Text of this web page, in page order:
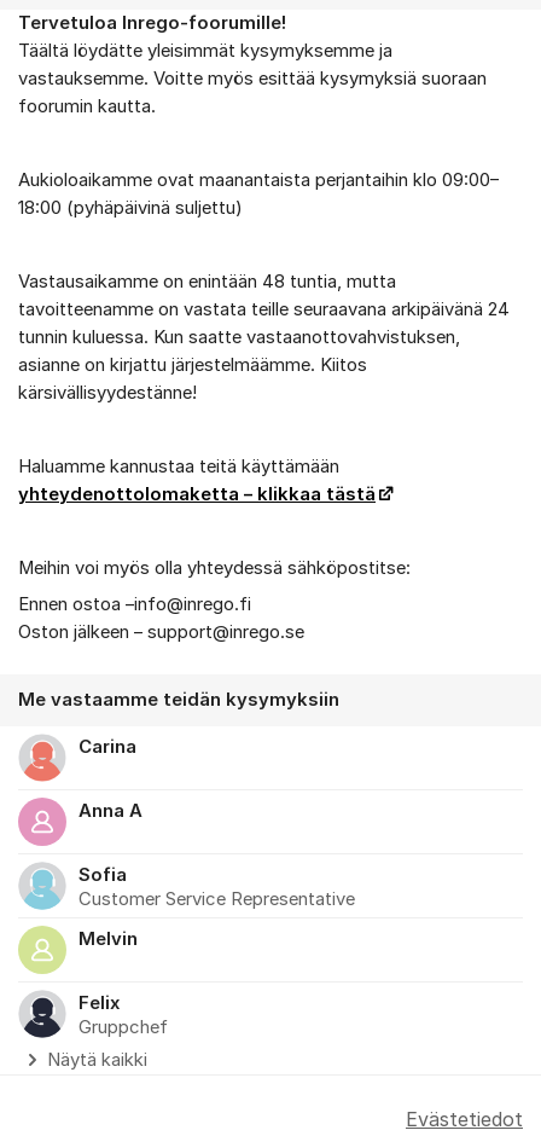
Tietoa foorumista
Tervetuloa Inrego-foorumille!
Täältä löydätte yleisimmät kysymyksemme ja
vastauksemme. Voitte myös esittää kysymyksiä suoraan
foorumin kautta.
Aukioloaikamme ovat maanantaista perjantaihin klo 09:00–
18:00 (pyhäpäivinä suljettu)
Vastausaikamme on enintään 48 tuntia, mutta
tavoitteenamme on vastata teille seuraavana arkipäivänä 24
tunnin kuluessa. Kun saatte vastaanottovahvistuksen,
asianne on kirjattu järjestelmäämme. Kiitos
kärsivällisyydestänne!
Haluamme kannustaa teitä käyttämään
yhteydenottolomaketta – klikkaa tästä
Meihin voi myös olla yhteydessä sähköpostitse:
Ennen ostoa –info@inrego.fi
Oston jälkeen – support@inrego.se
Me vastaamme teidän kysymyksiin
Carina
Anna A
Sofia
Customer Service Representative
Melvin
Felix
Gruppchef
Näytä kaikki
Evästetiedot